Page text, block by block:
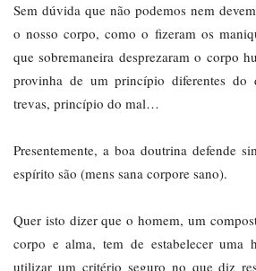
Sem dúvida que não podemos nem
o nosso corpo, como o fizeram os
que sobremaneira desprezaram o corpo
provinha de um princípio diferentes do
trevas, princípio do mal…
Presentemente, a boa doutrina defende
espírito são (mens sana corpore sano).
Quer isto dizer que o homem, um
corpo e alma, tem de estabelecer uma
utilizar um critério seguro no que diz